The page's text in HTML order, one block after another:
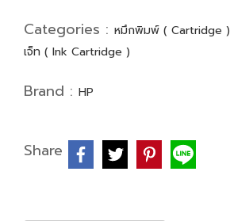
Categories : หมึกพิมพ์ ( Cartridge )
เจ็ท ( Ink Cartridge )
Brand : HP
Share